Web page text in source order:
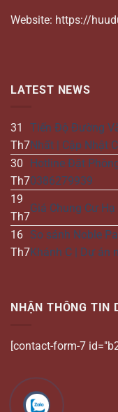
Website: https://
LATEST NEWS
31
Th7
Tiến Độ Đường
Nhất | Cập Nhật
30
Th7
Hotline Đặt
0386279939
19
Th7
Giá Chung Cư
16
Th7
So sánh Noble
Khánh C | Dự án
NHẬN THÔNG TIN
[contact-form-7